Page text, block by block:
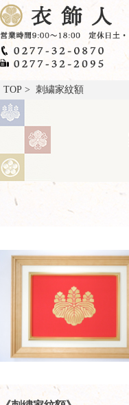
TOP > 刺繍家紋額